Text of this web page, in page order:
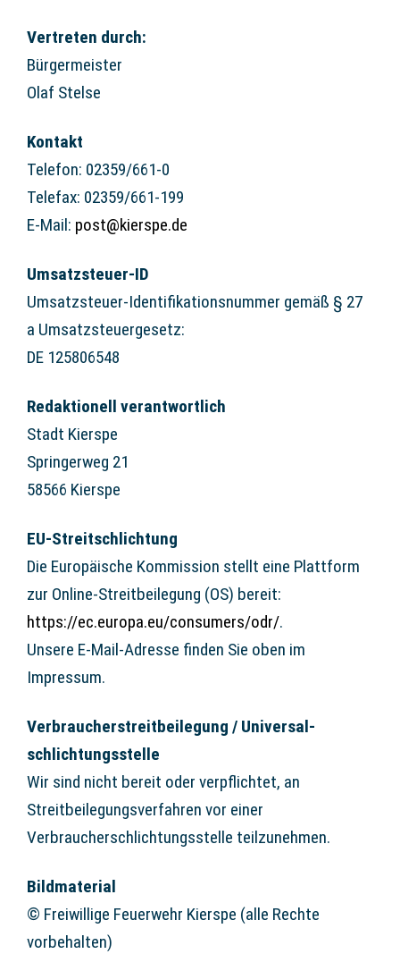
Vertreten durch:
Bürgermeister
Olaf Stelse
Kontakt
Telefon: 02359/661-0
Telefax: 02359/661-199
E-Mail: post@kierspe.de
Umsatzsteuer-ID
Umsatzsteuer-Identifikationsnummer gemäß § 27
a Umsatzsteuergesetz:
DE 125806548
Redaktionell verantwortlich
Stadt Kierspe
Springerweg 21
58566 Kierspe
EU-Streitschlichtung
Die Europäische Kommission stellt eine Plattform
zur Online-Streitbeilegung (OS) bereit:
https://ec.europa.eu/consumers/odr/.
Unsere E-Mail-Adresse finden Sie oben im
Impressum.
Verbraucher­streit­beilegung / Universal­
schlichtungs­stelle
Wir sind nicht bereit oder verpflichtet, an
Streitbeilegungsverfahren vor einer
Verbraucherschlichtungsstelle teilzunehmen.
Bildmaterial
© Freiwillige Feuerwehr Kierspe (alle Rechte
vorbehalten)